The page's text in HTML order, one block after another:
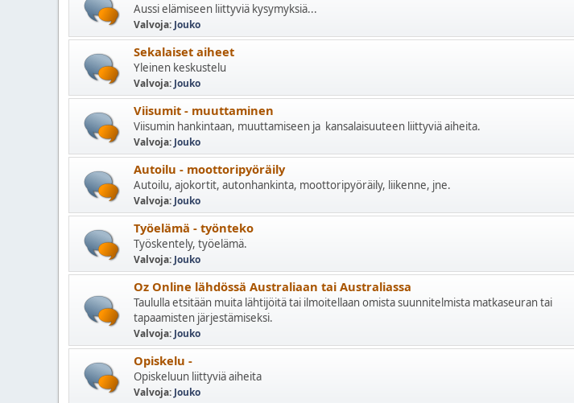
Aussi elämiseen liittyviä kysymyksiä...
Valvoja: Jouko
Sekalaiset aiheet
Yleinen keskustelu
Valvoja: Jouko
Viisumit - muuttaminen
Viisumin hankintaan, muuttamiseen ja kansalaisuuteen liittyviä aiheita.
Valvoja: Jouko
Autoilu - moottoripyöräily
Autoilu, ajokortit, autonhankinta, moottoripyöräily, liikenne, jne.
Valvoja: Jouko
Työelämä - työnteko
Työskentely, työelämä.
Valvoja: Jouko
Oz Online lähdössä Australiaan tai Australiassa
Taululla etsitään muita lähtijöitä tai ilmoitellaan omista suunnitelmista matkaseuran tai
tapaamisten järjestämiseksi.
Valvoja: Jouko
Opiskelu -
Opiskeluun liittyviä aiheita
Valvoja: Jouko